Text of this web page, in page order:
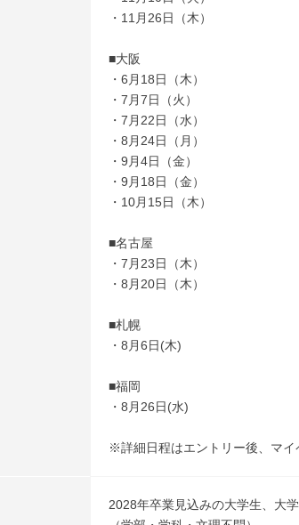
・11月26日（木）
■大阪
・6月18日（木）
・7月7日（火）
・7月22日（水）
・8月24日（月）
・9月4日（金）
・9月18日（金）
・10月15日（木）
■名古屋
・7月23日（木）
・8月20日（木）
■札幌
・8月6日(木)
■福岡
・8月26日(水)
※詳細日程はエントリー後、マイ
2028年卒業見込みの大学生、大